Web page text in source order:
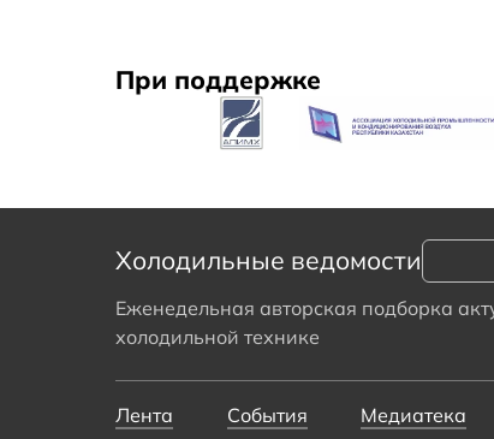
При поддержке
Холодильные ведомости
Еженедельная авторская подборка
холодильной технике
Лента События Медиатека